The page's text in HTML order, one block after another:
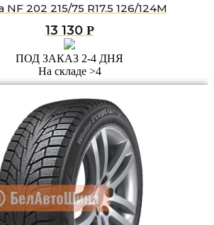
NF 202 215/75 R17.5 126/124M
13 130 Р
ПОД ЗАКАЗ 2-4 ДНЯ
На складе >4